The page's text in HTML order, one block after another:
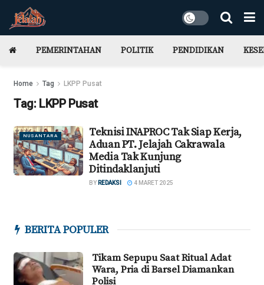
PEMERINTAHAN POLITIK PENDIDIKAN
Home Tag LKPP Pusat
Tag: LKPP Pusat
NUSANTARA
Teknisi INAPROC Tak Siap Kerja,
Aduan PT. Jelajah Cakrawala
Media Tak Kunjung
Ditindaklanjuti
BY REDAKSI 4 MARET 2025
BERITA POPULER
Tikam Sepupu Saat Ritual Adat
Wara, Pria di Barsel Diamankan
Polisi